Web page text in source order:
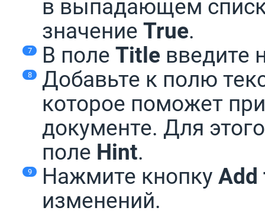
в выпадающем
значение True.
В поле Title введите
Добавьте к полю
которое поможет
документе. Для
поле Hint.
Нажмите кнопку Add
изменений.